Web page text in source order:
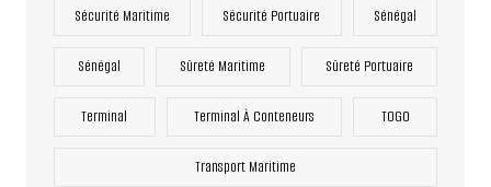
Sécurité Maritime Sécurité Portuaire Sénégal
Sénégal Sûreté Maritime Sûreté Portuaire
Terminal Terminal À Conteneurs TOGO
Transport Maritime